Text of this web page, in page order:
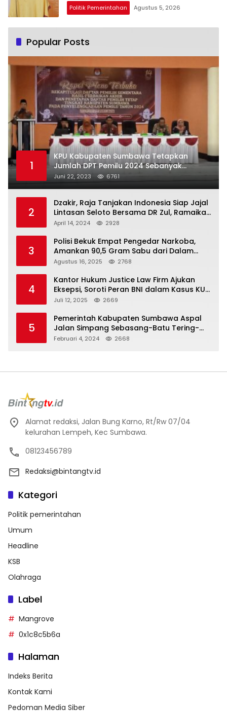
Politik Pemerintahan Agustus 5, 2026
Popular Posts
1
KPU Kabupaten Sumbawa Tetapkan
Jumlah DPT Pemilu 2024 Sebanyak
367.987 Pemilih
Juni 22, 2023 6761
2
Dzakir, Raja Tanjakan Indonesia Siap Jajal
Lintasan Seloto Bersama DR Zul, Ramaikan
Trabas JAS #2 KSB
April 14, 2024 2928
3
Polisi Bekuk Empat Pengedar Narkoba,
Amankan 90,5 Gram Sabu dari Dalam
Mobil
Agustus 16, 2025 2768
4
Kantor Hukum Justice Law Firm Ajukan
Eksepsi, Soroti Peran BNI dalam Kasus KUR
Bawang Merah KCP Woha
Juli 12, 2025 2669
5
Pemerintah Kabupaten Sumbawa Aspal
Jalan Simpang Sebasang-Batu Tering-
Lito
Februari 4, 2024 2668
Alamat redaksi, Jalan Bung Karno, Rt/Rw 07/04
kelurahan Lempeh, Kec Sumbawa.
08123456789
Redaksi@bintangtv.id
Kategori
Politik pemerintahan
Umum
Headline
KSB
Olahraga
Label
Mangrove
0x1c8c5b6a
Halaman
Indeks Berita
Kontak Kami
Pedoman Media Siber